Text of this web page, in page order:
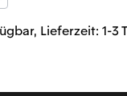
Lieferzeit: 1-3